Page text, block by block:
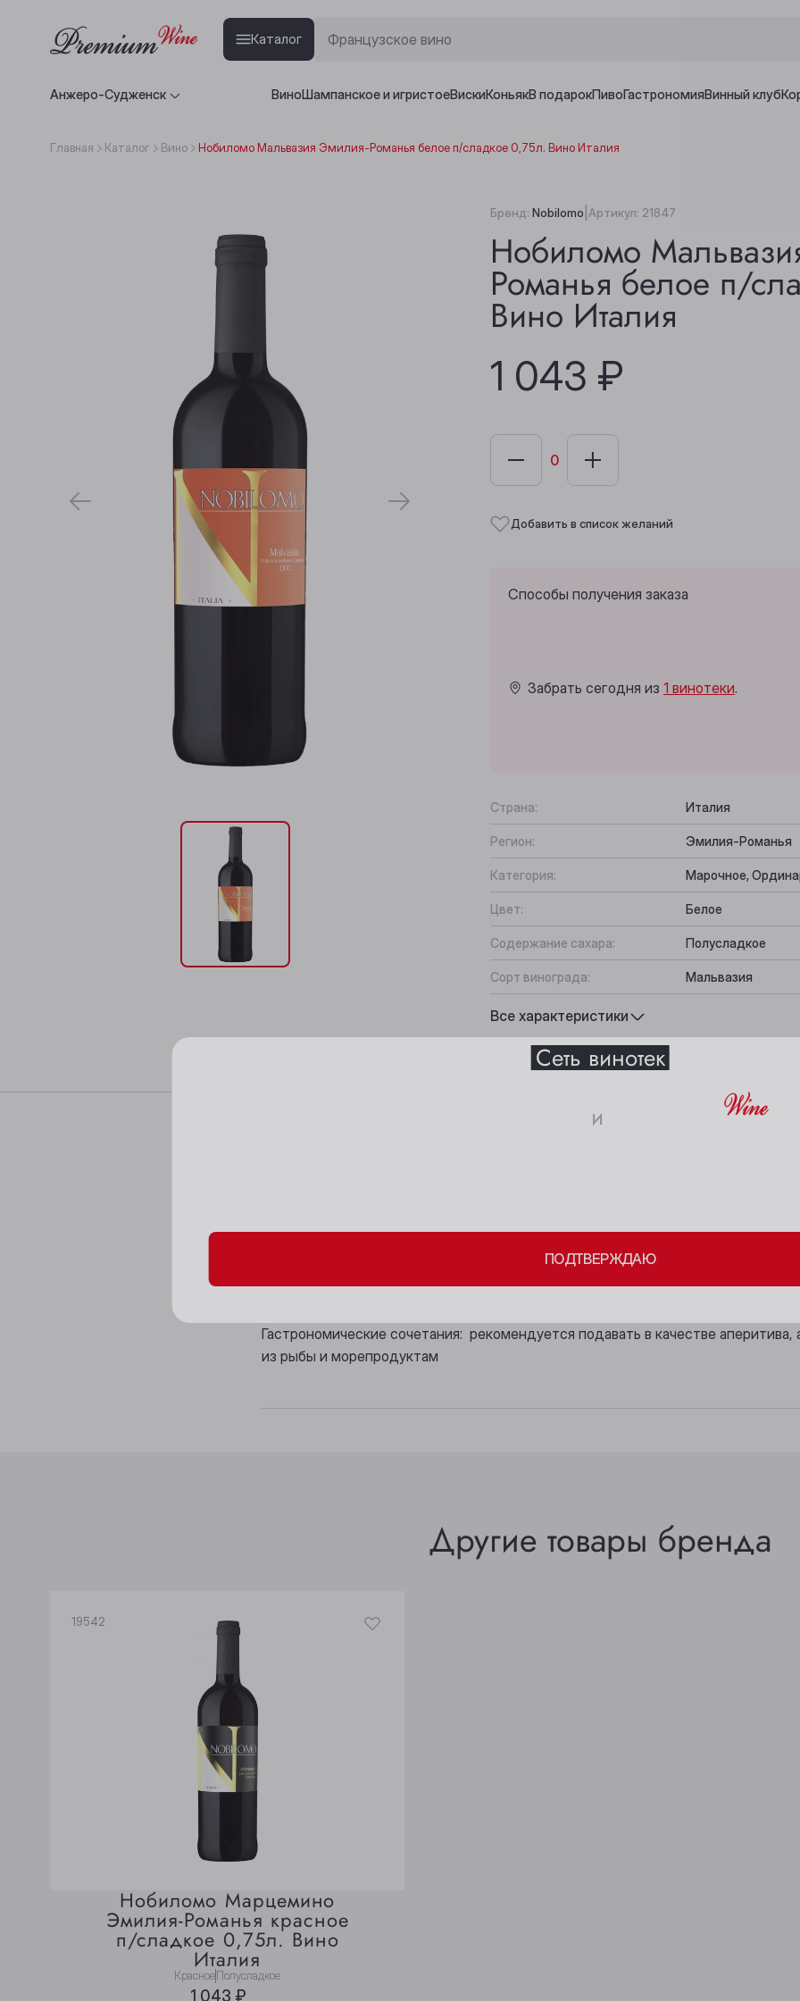
Каталог
Анжеро-Судженск ВиноШампанское и игристоеВискиКоньякВ подарокПивоГастрономияВинный клуб
Главная Каталог Вино Нобиломо Мальвазия Эмилия-Романья белое п/сладкое 0,75л. Вино Италия
Бренд: Nobilomo Артикул: 21847
Нобиломо
Романья белое п/
Вино Италия
1 043 ₽
Добавить в список желаний
Способы получения заказа
Забрать сегодня из 1 винотеки.
Страна: Италия
Регион: Эмилия-Романья
Категория: Марочное,
Цвет: Белое
Содержание сахара: Полусладкое
Сорт винограда: Мальвазия
Все характеристики
Вкус:
Подходит к:
Вкус: легкий, нежный, приятный, гармоничный, сладкий, с фруктово-медовыми
Гастрономические сочетания: рекомендуется подавать в качестве
из рыбы и морепродуктам
Другие товары бренда
19542
Нобиломо Марцемино
Эмилия-Романья красное
п/сладкое 0,75л. Вино
Италия
Красное Полусладкое
1 043 ₽
Выберите ваш город
Ленинск-Кузнецкий
Прокопьевск
Юрга
Сеть винотек
и
ПОДТВЕРЖДАЮ